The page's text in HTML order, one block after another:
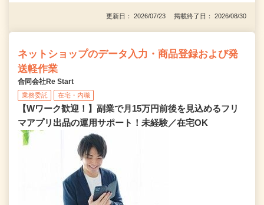
更新日： 2026/07/23 掲載終了日： 2026/08/30
ネットショップのデータ入力・商品登録および発
送軽作業
合同会社Re Start
業務委託 在宅・内職
【Wワーク歓迎！】副業で月15万円前後を見込めるフリ
マアプリ出品の運用サポート！未経験／在宅OK